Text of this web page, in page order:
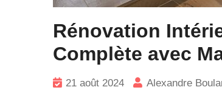
Rénovation
Complète avec
21 août 2024 Alexandre